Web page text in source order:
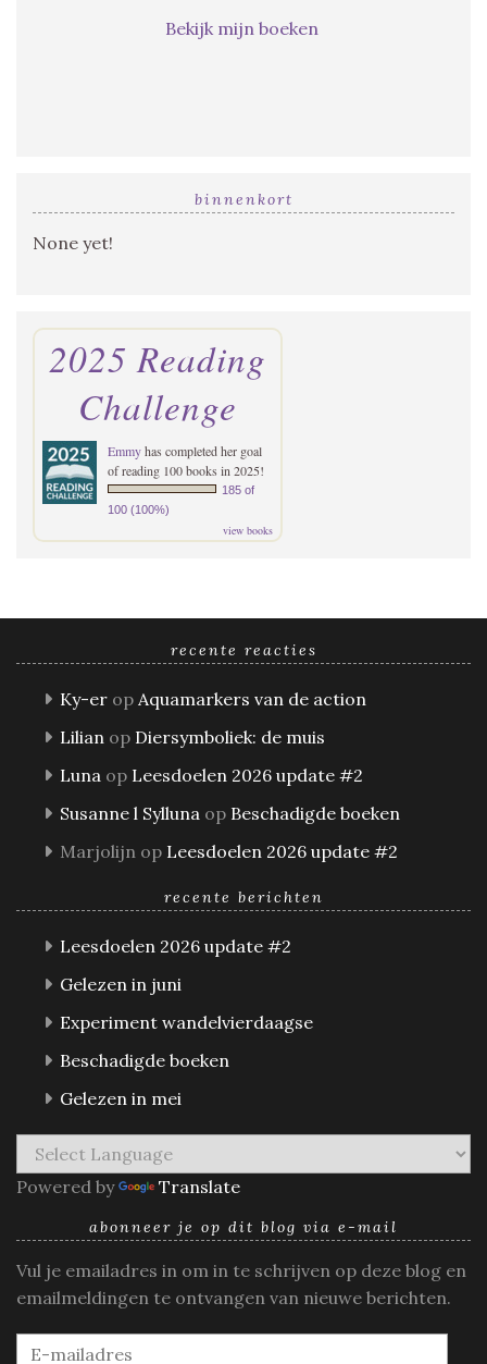
Bekijk mijn boeken
binnenkort
None yet!
2025 Reading
Challenge
Emmyhas completed her goal
of reading 100 books in 2025!
185 of
100 (100%)
view books
recente reacties
Ky-er op Aquamarkers van de action
Lilian op Diersymboliek: de muis
Luna op Leesdoelen 2026 update #2
Susanne l Sylluna op Beschadigde boeken
Marjolijn op Leesdoelen 2026 update #2
recente berichten
Leesdoelen 2026 update #2
Gelezen in juni
Experiment wandelvierdaagse
Beschadigde boeken
Gelezen in mei
Powered by Translate
abonneer je op dit blog via e-mail
Vul je emailadres in om in te schrijven op deze blog en
emailmeldingen te ontvangen van nieuwe berichten.
E-